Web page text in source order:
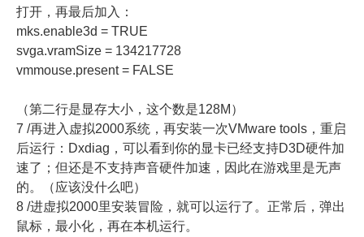
打开，再最后加入：
mks.enable3d = TRUE
svga.vramSize = 134217728
vmmouse.present = FALSE
（第二行是显存大小，这个数是128M）
7 /再进入虚拟2000系统，再安装一次VMware tools，重启
后运行：Dxdiag，可以看到你的显卡已经支持D3D硬件加
速了；但还是不支持声音硬件加速，因此在游戏里是无声
的。（应该没什么吧）
8 /进虚拟2000里安装冒险，就可以运行了。正常后，弹出
鼠标，最小化，再在本机运行。